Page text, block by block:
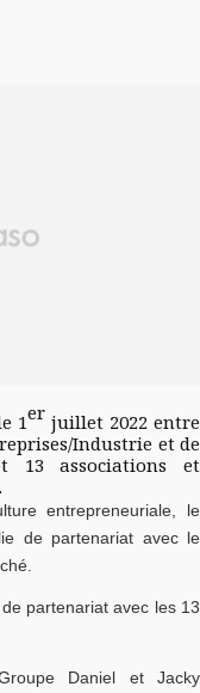
1er juillet 2022 entre
Industrie et de
13 associations et
entrepreneuriale, le
de partenariat avec le
partenariat avec les 13
Daniel et Jacky